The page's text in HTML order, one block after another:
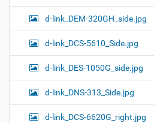
d-link_DEM-320GH_side.jpg
d-link_DCS-5610_Side.jpg
d-link_DES-1050G_side.jpg
d-link_DNS-313_Side.jpg
d-link_DCS-6620G_right.jpg